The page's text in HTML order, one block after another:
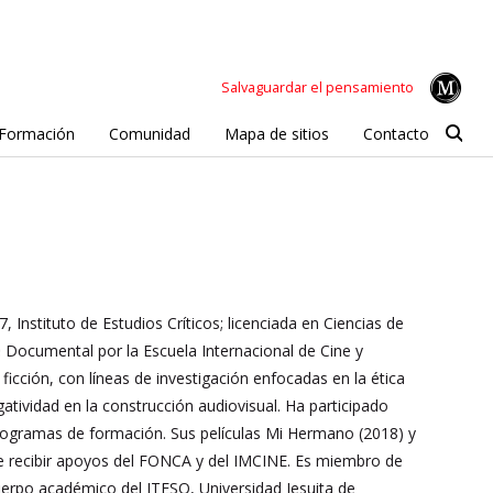
Salvaguardar el pensamiento
Formación Comunidad Mapa de sitios Contacto
Instituto de Estudios Críticos; licenciada en Ciencias de
por la Escuela Internacional de Cine y
con líneas de investigación enfocadas en la ética
en la construcción audiovisual. Ha participado
de formación. Sus películas Mi Hermano (2018) y
apoyos del FONCA y del IMCINE. Es miembro de
académico del ITESO, Universidad Jesuita de